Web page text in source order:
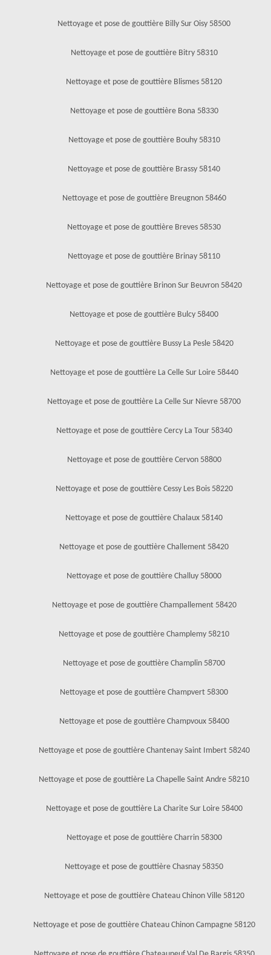
Nettoyage et pose de gouttière Billy Sur Oisy 58500
Nettoyage et pose de gouttière Bitry 58310
Nettoyage et pose de gouttière Blismes 58120
Nettoyage et pose de gouttière Bona 58330
Nettoyage et pose de gouttière Bouhy 58310
Nettoyage et pose de gouttière Brassy 58140
Nettoyage et pose de gouttière Breugnon 58460
Nettoyage et pose de gouttière Breves 58530
Nettoyage et pose de gouttière Brinay 58110
Nettoyage et pose de gouttière Brinon Sur Beuvron 58420
Nettoyage et pose de gouttière Bulcy 58400
Nettoyage et pose de gouttière Bussy La Pesle 58420
Nettoyage et pose de gouttière La Celle Sur Loire 58440
Nettoyage et pose de gouttière La Celle Sur Nievre 58700
Nettoyage et pose de gouttière Cercy La Tour 58340
Nettoyage et pose de gouttière Cervon 58800
Nettoyage et pose de gouttière Cessy Les Bois 58220
Nettoyage et pose de gouttière Chalaux 58140
Nettoyage et pose de gouttière Challement 58420
Nettoyage et pose de gouttière Challuy 58000
Nettoyage et pose de gouttière Champallement 58420
Nettoyage et pose de gouttière Champlemy 58210
Nettoyage et pose de gouttière Champlin 58700
Nettoyage et pose de gouttière Champvert 58300
Nettoyage et pose de gouttière Champvoux 58400
Nettoyage et pose de gouttière Chantenay Saint Imbert 58240
Nettoyage et pose de gouttière La Chapelle Saint Andre 58210
Nettoyage et pose de gouttière La Charite Sur Loire 58400
Nettoyage et pose de gouttière Charrin 58300
Nettoyage et pose de gouttière Chasnay 58350
Nettoyage et pose de gouttière Chateau Chinon Ville 58120
Nettoyage et pose de gouttière Chateau Chinon Campagne 58120